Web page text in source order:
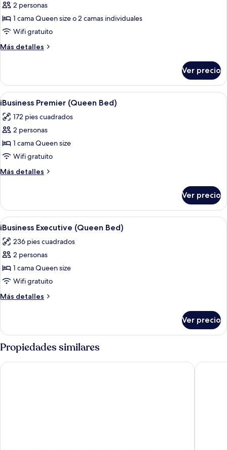
2 personas
1 cama Queen size o 2 camas individuales
Wifi gratuito
Más detalles
Más
estándar
Ver precio
Abrir
todas
las
fotos
de
iBusiness
Premier
(Queen
Caja de seguridad en la habitación,
1
iBusiness Premier (Queen Bed)
172 pies cuadrados
2 personas
1 cama Queen size
Wifi gratuito
Más detalles
Más
Premier
(Queen
Bed)
Ver precio
Abrir
todas
las
fotos
de
iBusiness
Executive
(Queen
Caja de seguridad en la habitación,
1
iBusiness Executive (Queen Bed)
236 pies cuadrados
2 personas
1 cama Queen size
Wifi gratuito
Más detalles
Más
Executive
(Queen
Bed)
Ver precio
Propiedades similares
Metropark Hotel Kowloon Hong Kong Royal